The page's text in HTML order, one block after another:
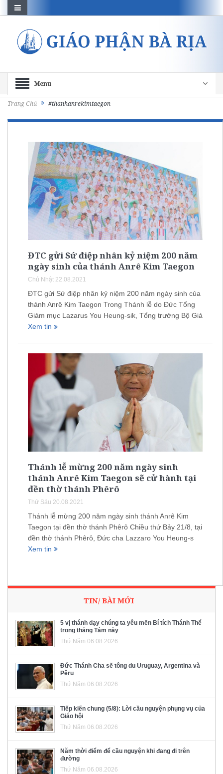
Menu
Trang Chủ #thanhanrekimtaegon
ĐTC gửi Sứ điệp nhân kỷ niệm 200 năm
ngày sinh của thánh Anrê Kim Taegon
Chủ Nhật 22.08.2021
ĐTC gửi Sứ điệp nhân kỷ niệm 200 năm ngày sinh của
thánh Anrê Kim Taegon Trong Thánh lễ do Đức Tổng
Giám mục Lazarus You Heung-sik, Tổng trưởng Bộ Giá
Xem tin
Thánh lễ mừng 200 năm ngày sinh
thánh Anrê Kim Taegon sẽ cử hành tại
đền thờ thánh Phêrô
Thứ Sáu 20.08.2021
Thánh lễ mừng 200 năm ngày sinh thánh Anrê Kim
Taegon tại đền thờ thánh Phêrô Chiều thứ Bảy 21/8, tại
đền thờ thánh Phêrô, Đức cha Lazzaro You Heung-s
Xem tin
TIN/ BÀI MỚI
5 vị thánh dạy chúng ta yêu mến Bí tích Thánh Thể
trong tháng Tám này
Thứ Năm 06.08.2026
Đức Thánh Cha sẽ tông du Uruguay, Argentina và
Pêru
Thứ Năm 06.08.2026
Tiếp kiến chung (5/8): Lời cầu nguyện phụng vụ của
Giáo hội
Thứ Năm 06.08.2026
Năm thời điểm để cầu nguyện khi đang đi trên
đường
Thứ Năm 06.08.2026